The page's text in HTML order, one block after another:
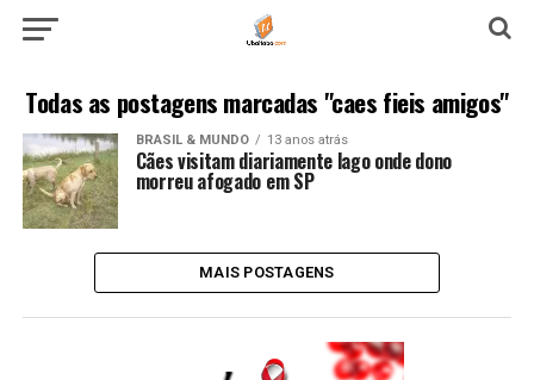
Todas as postagens marcadas "caes fieis amigos"
BRASIL & MUNDO 13 anos atrás
Cães visitam diariamente lago onde dono
morreu afogado em SP
MAIS POSTAGENS